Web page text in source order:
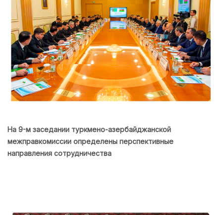
На 9-м заседании туркмено-азербайджанской
межправкомиссии определены перспективные
направления сотрудничества